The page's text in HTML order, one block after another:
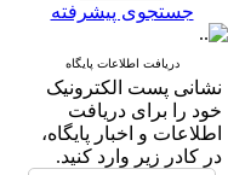
جستجوی پیشرفته
دریافت اطلاعات پایگاه
نشانی پست الکترونیک
خود را برای دریافت
اطلاعات و اخبار پایگاه،
در کادر زیر وارد کنید.